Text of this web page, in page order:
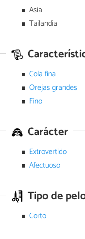
Asia
Tailandia
Cola fina
Orejas grandes
Fino
Carácter
Extrovertido
Afectuoso
Tipo de
Corto